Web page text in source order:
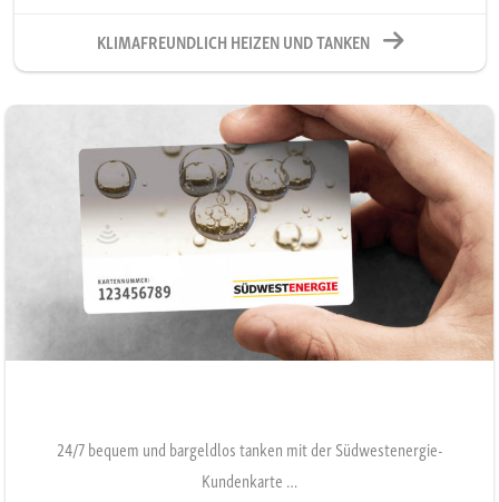
KLIMAFREUNDLICH HEIZEN UND TANKEN
24/7 bequem und bargeldlos tanken mit der Südwestenergie-
Kundenkarte …